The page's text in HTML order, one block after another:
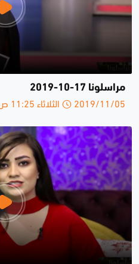
مراسلونا 17-10-2019
2019/11/05 الثلاثاء 11:25 ص